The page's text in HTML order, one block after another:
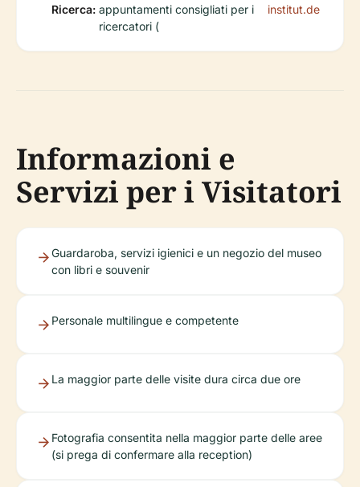
Ricerca: appuntamenti consigliati per i
ricercatori (
institut.de
Informazioni e
Servizi per i Visitatori
Guardaroba, servizi igienici e un negozio del museo
con libri e souvenir
Personale multilingue e competente
La maggior parte delle visite dura circa due ore
Fotografia consentita nella maggior parte delle aree
(si prega di confermare alla reception)